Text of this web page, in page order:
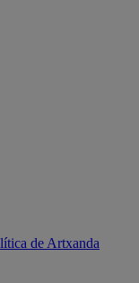
de Artxanda